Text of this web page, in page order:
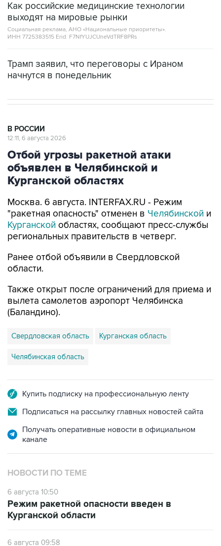
Как российские медицинские технологии
выходят на мировые рынки
Социальная реклама, АНО «Национальные приоритеты».
ИНН 7725383515 Erid: F7NfYUJCUneVdTRF8PRs
Трамп заявил, что переговоры с Ираном
начнутся в понедельник
В РОССИИ
12:11, 6 августа 2026
Отбой угрозы ракетной атаки
объявлен в Челябинской и
Курганской областях
Москва. 6 августа. INTERFAX.RU - Режим
"ракетная опасность" отменен в Челябинской и
Курганской областях, сообщают пресс-службы
региональных правительств в четверг.
Ранее отбой объявили в Свердловской
области.
Также открыт после ограничений для приема и
вылета самолетов аэропорт Челябинска
(Баландино).
Свердловская область Курганская область
Челябинская область
Купить подписку на профессиональную ленту
Подписаться на рассылку главных новостей сайта
Получать оперативные новости в официальном
канале
НОВОСТИ ПО ТЕМЕ
6 августа 10:50
Режим ракетной опасности введен в
Курганской области
6 августа 09:58